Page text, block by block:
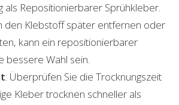
als Repositionierbarer Sprühkleber.
den Klebstoff später entfernen oder
kann ein repositionierbarer
bessere Wahl sein.
: Überprüfen Sie die Trocknungszeit
Kleber trocknen schneller als